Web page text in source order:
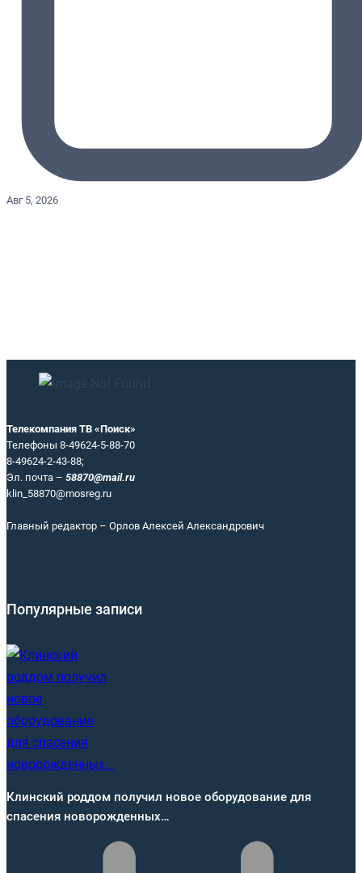
Авг 5, 2026
Телекомпания ТВ «Поиск»
Телефоны 8-49624-5-88-70
8-49624-2-43-88;
Эл. почта – 58870@mail.ru
klin_58870@mosreg.ru
Главный редактор – Орлов Алексей Александрович
Популярные записи
Клинский роддом получил новое оборудование для
спасения новорожденных…